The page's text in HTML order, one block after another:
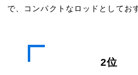
で、コンパクトなロッドとしてお
2位